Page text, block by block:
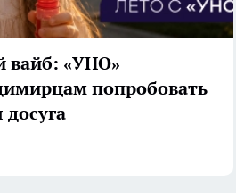
вайб: «УНО»
попробовать